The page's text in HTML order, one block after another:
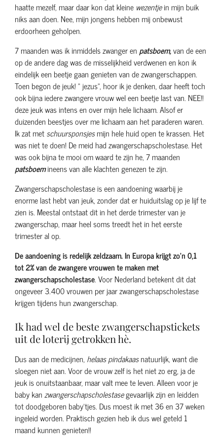
haatte mezelf, maar daar kon dat kleine wezentjein mijn buik
niks aan doen. Nee, mijn jongens hebben mij onbewust
erdoorheen geholpen.
7 maanden was ik inmiddels zwanger en patsboem,van de een
op de andere dag was de misselijkheid verdwenen en kon ik
eindelijk een beetje gaan genieten van de zwangerschappen.
Toen begon de jeuk! " jezus", hoor ik je denken, daar heeft toch
ook bijna iedere zwangere vrouw wel een beetje last van. NEE!!
deze jeuk was intens en over mijn hele lichaam. Alsof er
duizenden beestjes over me lichaam aan het paraderen waren.
Ik zat metschuursponsjesmijn hele huid open te krassen. Het
was niet te doen! De meid had zwangerschapscholestase. Het
was ook bijna te mooi om waard te zijn he, 7 maanden
patsboemineens van alle klachten genezen te zijn.
Zwangerschapscholestase is een aandoening waarbij je
enorme last hebt van jeuk, zonder dat er huiduitslag op je lijf te
zien is. Meestal ontstaat dit in het derde trimester van je
zwangerschap, maar heel soms treedt het in het eerste
trimester al op.
De aandoening is redelijk zeldzaam. In Europa krijgt zo’n 0,1
tot 2% van de zwangere vrouwen te maken met
zwangerschapscholestase. Voor Nederland betekent dit dat
ongeveer 3.400 vrouwen per jaar zwangerschapscholestase
krijgen tijdens hun zwangerschap.
Ik had wel de beste zwangerschapstickets
uit de loterij getrokken hè.
Dus aan de medicijnen, helaas pindakaasnatuurlijk, want die
sloegen niet aan. Voor de vrouw zelf is het niet zo erg, ja de
jeuk is onuitstaanbaar, maar valt mee te leven. Alleen voor je
baby kanzwangerschapscholestasegevaarlijk zijn en leidden
tot doodgeboren baby’tjes. Dus moest ik met 36 en 37 weken
ingeleid worden. Praktisch gezien heb ik dus wel geteld 1
maand kunnen genieten!!